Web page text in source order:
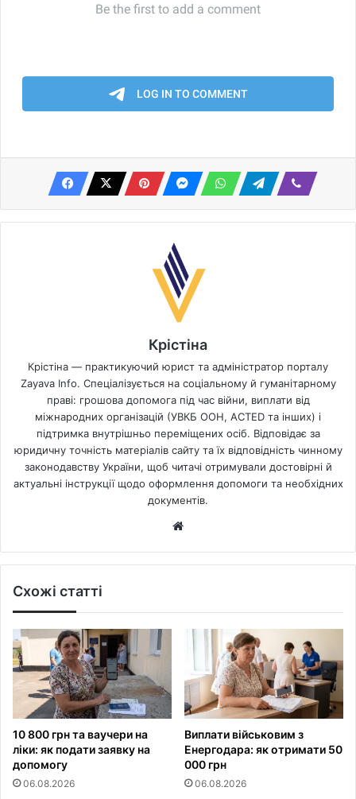
Крістіна
Крістіна — практикуючий юрист та адміністратор порталу
Zayava Info. Спеціалізується на соціальному й гуманітарному
праві: грошова допомога під час війни, виплати від
міжнародних організацій (УВКБ ООН, ACTED та інших) і
підтримка внутрішньо переміщених осіб. Відповідає за
юридичну точність матеріалів сайту та їх відповідність чинному
законодавству України, щоб читачі отримували достовірні й
актуальні інструкції щодо оформлення допомоги та необхідних
документів.
Схожі статті
10 800 грн та ваучери на
ліки: як подати заявку на
допомогу
06.08.2026
Виплати військовим з
Енергодара: як отримати 50
000 грн
06.08.2026